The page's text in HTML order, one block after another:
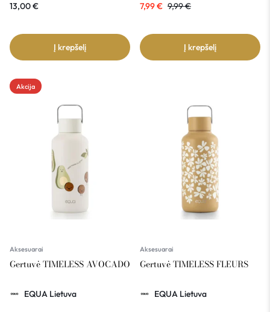
13,00€
Į krepšelį
9,99€
7,99€
Į krepšelį
Akcija
Aksesuarai
Gertuvė TIMELESS AVOCADO
EQUA Lietuva
Aksesuarai
Gertuvė TIMELESS FLEURS
EQUA Lietuva